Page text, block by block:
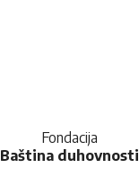
Fondacija
Baština duhovnosti